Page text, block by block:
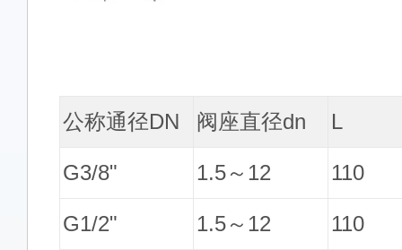
公称通径DN 阀座直径dn L
G3/8" 1.5～12 110
G1/2" 1.5～12 110